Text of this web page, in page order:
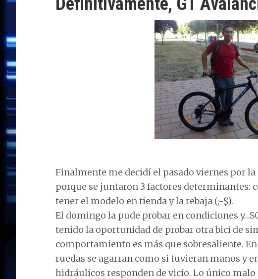
Finalmente me decidí el pasado viernes por la
porque se juntaron 3 factores determinantes:
tener el modelo en tienda y la rebaja (;-$).
El domingo la pude probar en condiciones
tenido la oportunidad de probar otra bici de
comportamiento es más que sobresaliente.
ruedas se agarran como si tuvieran manos y
hidráulicos responden de vicio. Lo único malo